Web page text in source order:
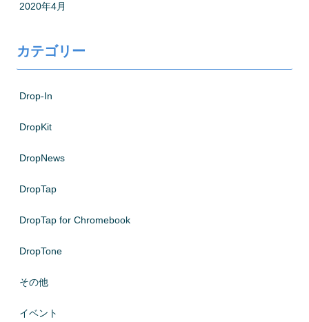
2020年4月
カテゴリー
Drop-In
DropKit
DropNews
DropTap
DropTap for Chromebook
DropTone
その他
イベント